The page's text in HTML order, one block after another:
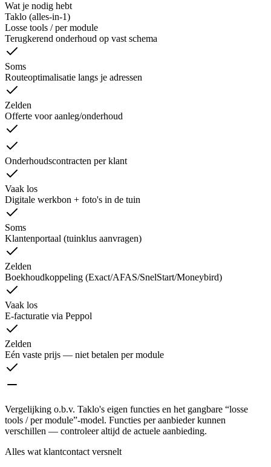
Wat je nodig hebt
Taklo (alles-in-1)
Losse tools / per module
Terugkerend onderhoud op vast schema
Soms
Routeoptimalisatie langs je adressen
Zelden
Offerte voor aanleg/onderhoud
Onderhoudscontracten per klant
Vaak los
Digitale werkbon + foto's in de tuin
Soms
Klantenportaal (tuinklus aanvragen)
Zelden
Boekhoudkoppeling (Exact/AFAS/SnelStart/Moneybird)
Vaak los
E-facturatie via Peppol
Zelden
Eén vaste prijs — niet betalen per module
Vergelijking o.b.v. Taklo's eigen functies en het gangbare “losse
tools / per module”-model. Functies per aanbieder kunnen
verschillen — controleer altijd de actuele aanbieding.
Alles wat klantcontact versnelt